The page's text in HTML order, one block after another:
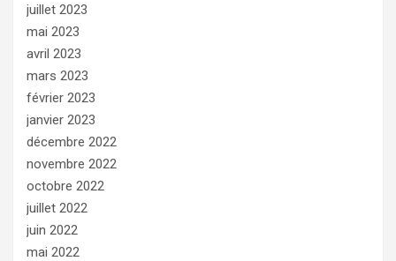
juillet 2023
mai 2023
avril 2023
mars 2023
février 2023
janvier 2023
décembre 2022
novembre 2022
octobre 2022
juillet 2022
juin 2022
mai 2022